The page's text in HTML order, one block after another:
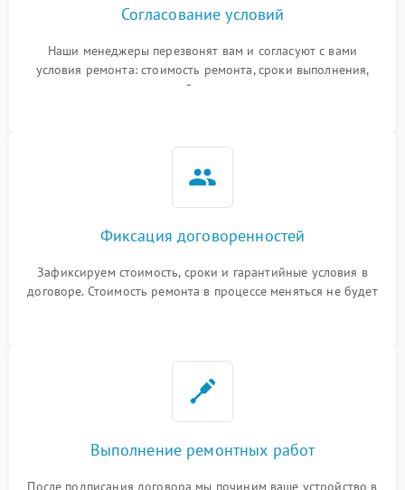
Согласование условий
Наши менеджеры перезвонят вам и согласуют с вами
условия ремонта: стоимость ремонта, сроки выполнения,
гарантийные условия
Фиксация договоренностей
Зафиксируем стоимость, сроки и гарантийные условия в
договоре. Стоимость ремонта в процессе меняться не будет
Выполнение ремонтных работ
После подписания договора мы починим ваше устройство в